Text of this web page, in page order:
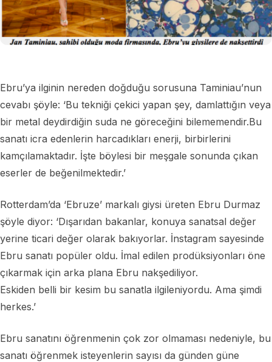
Ebru’ya ilginin nereden doğduğu sorusuna Taminiau’nun
cevabı şöyle: ‘Bu tekniği çekici yapan şey, damlattığın veya
bir metal deydirdiğin suda ne göreceğini bilememendir.Bu
sanatı icra edenlerin harcadıkları enerji, birbirlerini
kamçılamaktadır. İşte böylesi bir meşgale sonunda çıkan
eserler de beğenilmektedir.’
Rotterdam’da ‘Ebruze’ markalı giysi üreten Ebru Durmaz
şöyle diyor: ‘Dışarıdan bakanlar, konuya sanatsal değer
yerine ticari değer olarak bakıyorlar. İnstagram sayesinde
Ebru sanatı popüler oldu. İmal edilen prodüksiyonları öne
çıkarmak için arka plana Ebru nakşediliyor.
Eskiden belli bir kesim bu sanatla ilgileniyordu. Ama şimdi
herkes.’
Ebru sanatını öğrenmenin çok zor olmaması nedeniyle, bu
sanatı öğrenmek isteyenlerin sayısı da günden güne